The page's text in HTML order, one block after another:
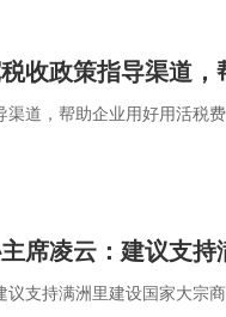
收政策指导渠道
道，帮助企业用好用活税
席凌云：建议支
支持满洲里建设国家大宗